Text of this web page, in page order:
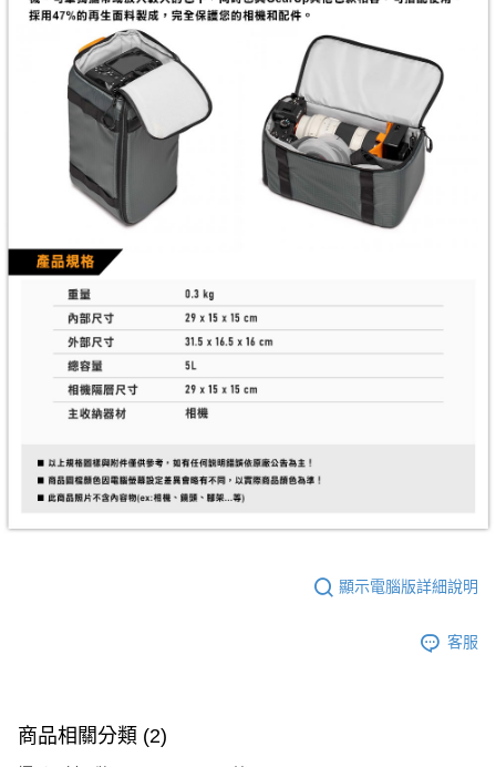
※ 交易是否成功請以「AFTEE先享後付 」之結帳頁面顯示為準，若有關於
是否繳費成功／繳費後需取消欲退款等相關疑問，請聯繫「AFTEE先享後付
客戶支援中心」https://netprotections.freshdesk.com/support/home
【注意事項】
１．透過由恩沛科技股份有限公司提供之「AFTEE先享後付」服務完成之交
易，需依本服務之必要範圍內提供個人資料，並將交易相關給付款項請求債
權轉讓予恩沛科技股份有限公司。
２．關於個人資料處理事宜，請瀏覽以下網址：
https://aftee.tw/terms/#terms3
３．未成年的使用者請事先徵得法定代理人或監護人之同意方可使用
「AFTEE先享後付」，若未經同意申辦者引起之損失，本公司不負相關責
任。
４．使用「AFTEE先享後付」時，將依據個別帳號之用戶狀況，依本公司即
時審查核予不同之上限額度；若仍有額度不足之情形，本公司將視審查結果
請求用戶進行身份認證。
５．嚴禁一人註冊多個帳號或使用他人資訊註冊。若發現惡意使用之情形，
顯示電腦版詳細說明
客服
商品相關分類 (2)